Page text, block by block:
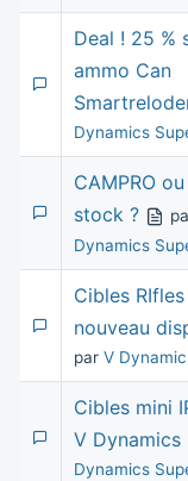
Deal ! 25 %
ammo Can
Dynamics
CAMPRO
stock ?
Dynamics
Cibles RIfles
nouveau
par V
Cibles mini
V Dynamics
Dynamics